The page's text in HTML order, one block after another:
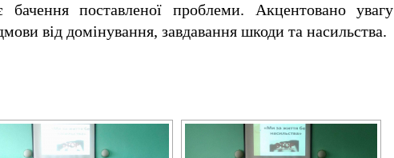
поставленої проблеми. Акцентовано увагу
від домінування, завдавання шкоди та насильства.